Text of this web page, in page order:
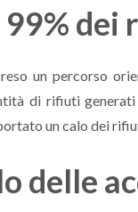
99%
un percorso
di rifiuti
un calo dei
delle